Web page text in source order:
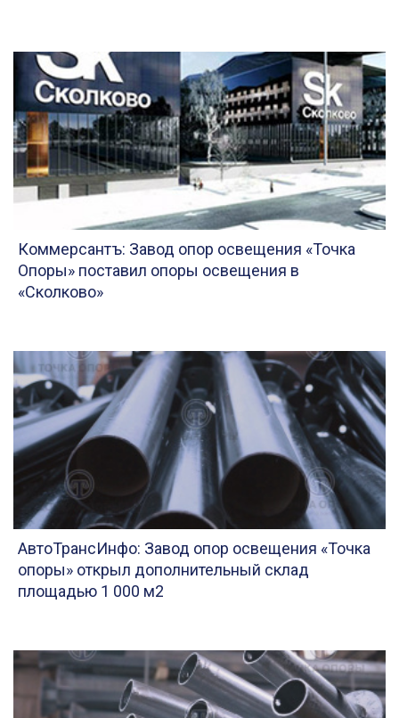
Коммерсантъ: Завод опор освещения «Точка
Опоры» поставил опоры освещения в
«Сколково»
АвтоТрансИнфо: Завод опор освещения «Точка
опоры» открыл дополнительный склад
площадью 1 000 м2